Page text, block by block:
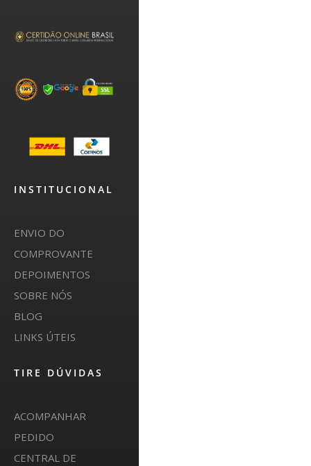
INSTITUCIONAL
ENVIO DO
COMPROVANTE
DEPOIMENTOS
SOBRE NÓS
BLOG
LINKS ÚTEIS
TIRE DÚVIDAS
ACOMPANHAR
PEDIDO
CENTRAL DE